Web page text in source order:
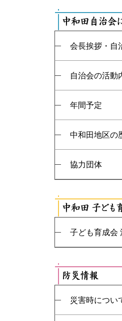
会長挨拶・自
自治会の活動
年間予定
中和田地区の
協力団体
子ども育成会
災害時につい